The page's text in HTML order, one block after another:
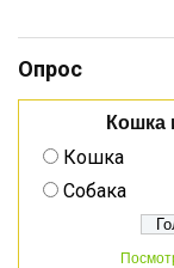
Опрос
Кошка
Кошка
Собака